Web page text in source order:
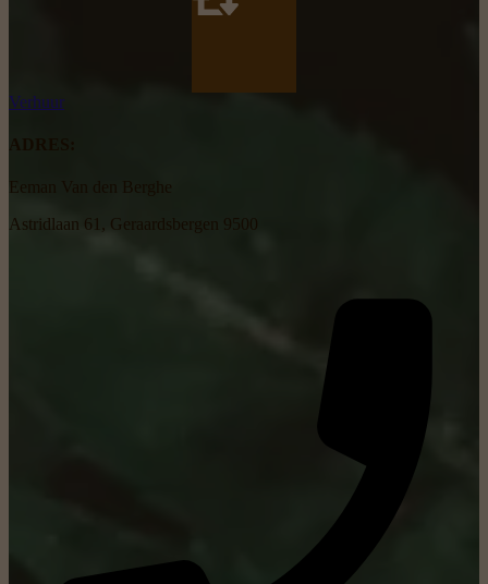
Verhuur
Astridlaan 61, Geraardsbergen 9500